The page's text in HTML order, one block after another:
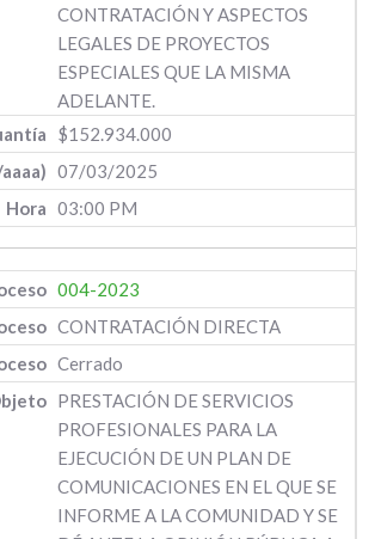
CONTRATACIÓN Y ASPECTOS
LEGALES DE PROYECTOS
ESPECIALES QUE LA MISMA
ADELANTE.
$152.934.000
07/03/2025
03:00 PM
004-2023
CONTRATACIÓN DIRECTA
Cerrado
PRESTACIÓN DE SERVICIOS
PROFESIONALES PARA LA
EJECUCIÓN DE UN PLAN DE
COMUNICACIONES EN EL QUE SE
INFORME A LA COMUNIDAD Y SE